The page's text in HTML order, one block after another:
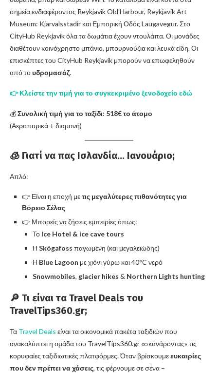
σημεία ενδιαφέροντος Reykjavik Old Harbour, Reykjavik Art
Museum: Kjarvalsstadir και Εμπορική Οδός Laugavegur. Στο
CityHub Reykjavik όλα τα δωμάτια έχουν ντουλάπα. Οι μονάδες
διαθέτουν κοινόχρηστο μπάνιο, μπουρνούζια και λευκά είδη. Οι
επισκέπτες του CityHub Reykjavik μπορούν να επωφεληθούν
από τουδρομασάζ.
👉 Κλείστε την τιμή για το συγκεκριμένο ξενοδοχείο εδώ
💰Συνολική τιμή για το ταξίδι: 518€ το άτομο
(Αεροπορικά + διαμονή)
🧊 Γιατί να πας Ισλανδία… Ιανουάριο;
Απλό:
👉 Είναι η εποχή μετις μεγαλύτερες πιθανότητες για
Βόρειο Σέλας
👉 Μπορείς να ζήσεις εμπειρίες όπως:
Το Ice Hotel & ice cave tours
Η Skógafoss παγωμένη (και μεγαλειώδης)
Η Blue Lagoon με χιόνι γύρω και 40°C νερό
Snowmobiles, glacier hikes & Northern Lights hunting
🔎 Τι είναι τα Travel Deals του
TravelTips360.gr;
Τα Travel Deals είναι τα οικονομικά πακέτα ταξιδιών που
ανακαλύπτει η ομάδα του TravelTips360.gr «σκανάροντας» τις
κορυφαίες ταξιδιωτικές πλατφόρμες. Όταν βρίσκουμεευκαιρίες
που δεν πρέπει να χάσεις, τις φέρνουμε σε σένα –